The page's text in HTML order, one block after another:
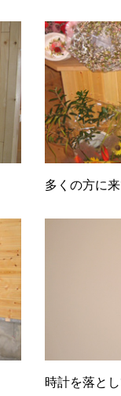
多くの方に
時計を落と